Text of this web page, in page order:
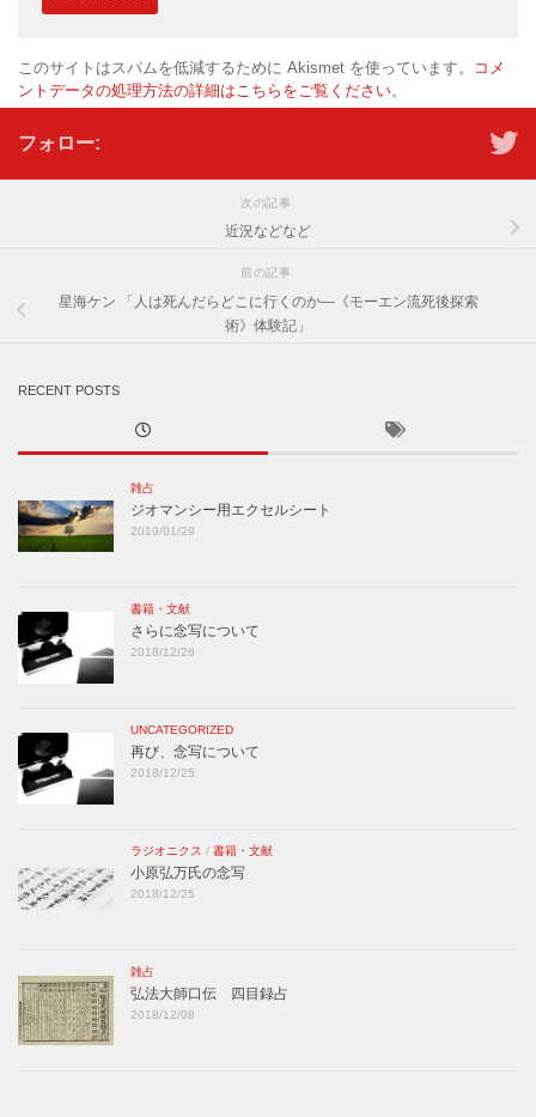
このサイトはスパムを低減するために Akismet を使っています。
コメ
ントデータの処理方法の詳細はこちらをご覧ください。
フォロー:
次の記事
近況などなど
前の記事
星海ケン 「人は死んだらどこに行くのか―《モーエン流死後探索
術》体験記」
RECENT POSTS
雑占
ジオマンシー用エクセルシート
2019/01/29
書籍・文献
さらに念写について
2018/12/26
UNCATEGORIZED
再び、念写について
2018/12/25
ラジオニクス / 書籍・文献
小原弘万氏の念写
2018/12/25
雑占
弘法大師口伝 四目録占
2018/12/08